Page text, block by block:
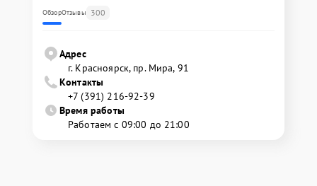
ОбзорОтзывы 300
Адрес
г. Красноярск, ​пр. Мира, 91
Контакты
+7 (391) 216-92-39
Время работы
Работаем с 09:00 до 21:00